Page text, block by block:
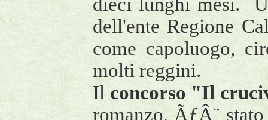
dell'ente Regione
come capoluogo,
molti reggini.
Il concorso "Il
romanzo, ÃƒÂ¨